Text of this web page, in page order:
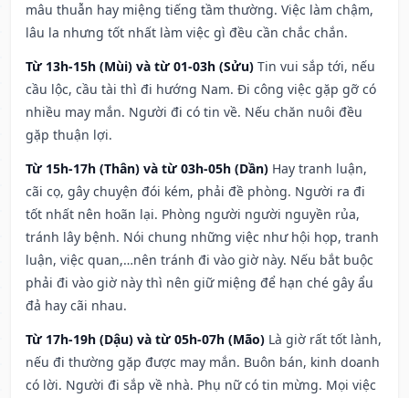
mâu thuẫn hay miệng tiếng tầm thường. Việc làm chậm,
lâu la nhưng tốt nhất làm việc gì đều cần chắc chắn.
Từ 13h-15h (Mùi) và từ 01-03h (Sửu) Tin vui sắp tới, nếu
cầu lộc, cầu tài thì đi hướng Nam. Đi công việc gặp gỡ có
nhiều may mắn. Người đi có tin về. Nếu chăn nuôi đều
gặp thuận lợi.
Từ 15h-17h (Thân) và từ 03h-05h (Dần) Hay tranh luận,
cãi cọ, gây chuyện đói kém, phải đề phòng. Người ra đi
tốt nhất nên hoãn lại. Phòng người người nguyền rủa,
tránh lây bệnh. Nói chung những việc như hội họp, tranh
luận, việc quan,…nên tránh đi vào giờ này. Nếu bắt buộc
phải đi vào giờ này thì nên giữ miệng để hạn ché gây ẩu
đả hay cãi nhau.
Từ 17h-19h (Dậu) và từ 05h-07h (Mão) Là giờ rất tốt lành,
nếu đi thường gặp được may mắn. Buôn bán, kinh doanh
có lời. Người đi sắp về nhà. Phụ nữ có tin mừng. Mọi việc